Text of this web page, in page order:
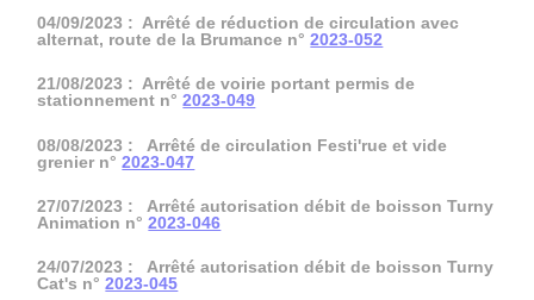
04/09/2023 : Arrêté de réduction de circulation avec
alternat, route de la Brumance n°2023-052
21/08/2023 : Arrêté de voirie portant permis de
stationnement n°2023-049
08/08/2023 : Arrêté de circulation Festi'rue et vide
grenier n°2023-047
27/07/2023 : Arrêté autorisation débit de boisson Turny
Animation n°2023-046
24/07/2023 : Arrêté autorisation débit de boisson Turny
Cat's n°2023-045